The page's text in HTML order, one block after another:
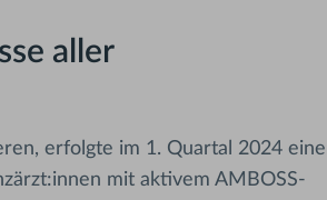
aller
erfolgte im 1. Quartal 2024 eine
mit aktivem AMBOSS-